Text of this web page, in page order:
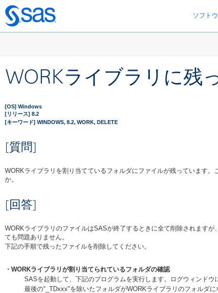
Skip
ソフト
WORKライブラリに残
[OS] Windows
[リリース] 8.2
[キーワード] WINDOWS, 8.2, WORK, DELETE
[質問]
WORKライブラリを割り当てているフォルダにファイルが残っています
か。
[回答]
WORKライブラリのファイルはSASが終了するときに全て削除されます
ても問題ありません。
下記の手順で残ったファイルを削除してください。
・WORKライブラリが割り当てられているフォルダの確認
SASを起動して、下記のプログラムを実行します。ログウィンド
最後の"_TDxxx"を除いたフォルダがWORKライブラリのフォルダ